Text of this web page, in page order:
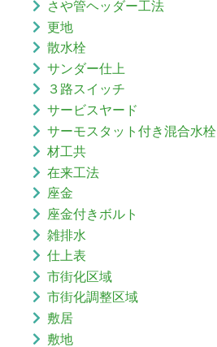
さや管ヘッダー工法
更地
散水栓
サンダー仕上
３路スイッチ
サービスヤード
サーモスタット付き混合水栓
材工共
在来工法
座金
座金付きボルト
雑排水
仕上表
市街化区域
市街化調整区域
敷居
敷地